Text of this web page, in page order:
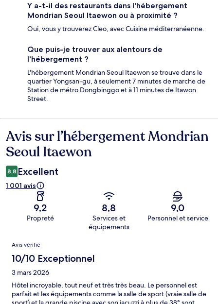
Y a-t-il des restaurants dans l'hébergement
Mondrian Seoul Itaewon ou à proximité ?
Oui, vous y trouverez Cleo, avec Cuisine méditerranéenne.
Que puis-je trouver aux alentours de
l'hébergement ?
L'hébergement Mondrian Seoul Itaewon se trouve dans le
quartier Yongsan-gu, à seulement 7 minutes de marche de
Station de métro Dongbinggo et à 11 minutes de Itawon
Street.
Avis
Avis sur l’hébergement Mondrian
Seoul Itaewon
8,8 Excellent
1 001 avis
9,2
Propreté
8,8
Services et
équipements
9,0
Personnel et service
Avis
Avis vérifié
10/10 Exceptionnel
3 mars 2026
Hôtel incroyable, tout neuf et très très beau. Le personnel est
parfait et les équipements comme la salle de sport (vraie salle de